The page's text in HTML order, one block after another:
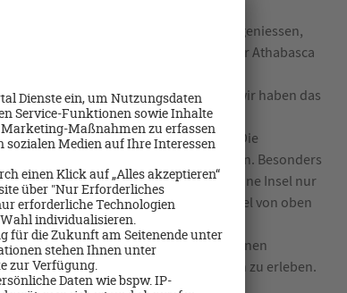
frische Gletscherwasser trinken.
500Meter langen Glacier Skywalk zu geniessen,
Valley. Ebenfalls ein Stopp wert ist der Athabasca
Campground abgestellt und wir haben das
angekommen, dem Maligne Lake. Die
es wert sich hier länger aufzuhalten. Besonders
Insel: Spirit Island. Man kann die kleine Insel nur
um den schönen Ausblick auf die Insel von oben
und den Medicine Lake. In dem kleinen
bummeln und das „ städtische“ Leben zu erleben.
auch mal zu einer Pause einladen.